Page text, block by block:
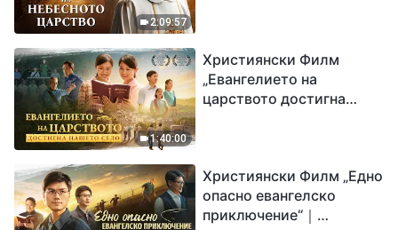
2:09:57
1:40:00
Християнски Филм
„Евангелието на
царството достигна
Християнски Филм „Едно
опасно евангелско
приключение“｜